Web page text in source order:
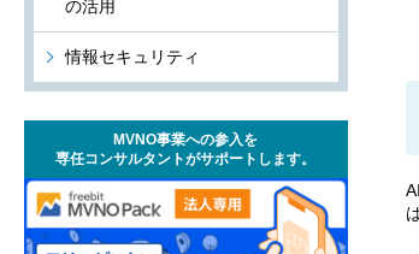
の活用
情報セキュリティ
MVNO事業への参入を
専任コンサルタントがサポートします。